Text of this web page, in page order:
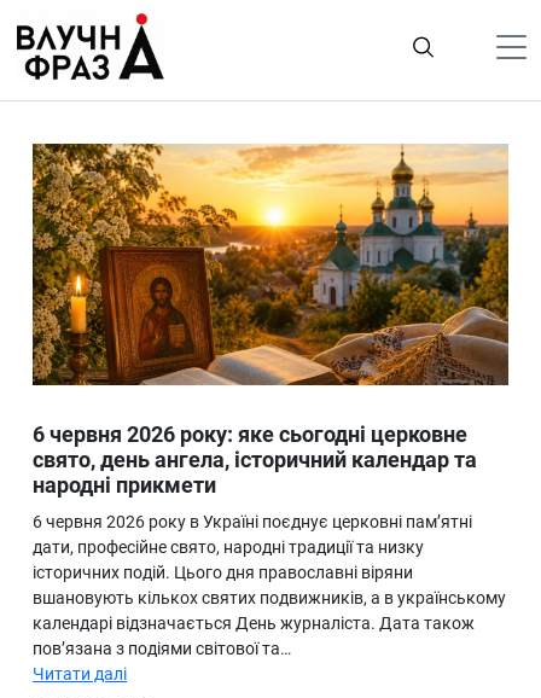
содержимому
Гроші
Життя
Лайфстайл
ТехноНаука
Людина
Ukraine
Про нас
6 червня 2026 року: яке сьогодні церковне
свято, день ангела, історичний календар та
народні прикмети
6 червня 2026 року в Україні поєднує церковні пам’ятні
дати, професійне свято, народні традиції та низку
історичних подій. Цього дня православні віряни
вшановують кількох святих подвижників, а в українському
календарі відзначається День журналіста. Дата також
пов’язана з подіями світової та…
Читати далі